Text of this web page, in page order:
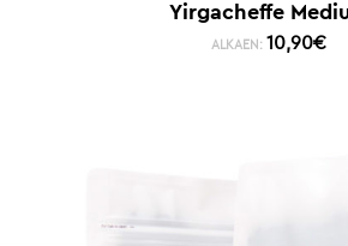
Yirgacheffe
ALKAEN: 10,90€